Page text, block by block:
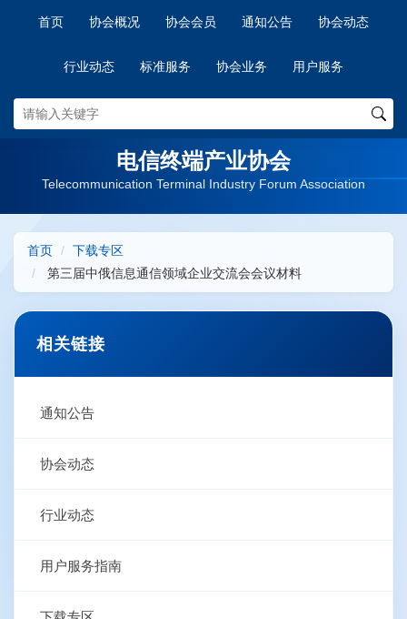
首页 协会概况 协会会员 通知公告 协会动态
行业动态 标准服务 协会业务 用户服务
电信终端产业协会
Telecommunication Terminal Industry Forum Association
首页
下载专区
第三届中俄信息通信领域企业交流会会议材料
相关链接
通知公告
协会动态
行业动态
用户服务指南